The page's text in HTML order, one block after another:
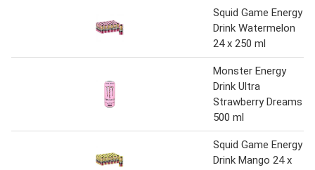
Squid Game Energy
Drink Watermelon
24 x 250 ml
Monster Energy
Drink Ultra
Strawberry Dreams
500 ml
Squid Game Energy
Drink Mango 24 x